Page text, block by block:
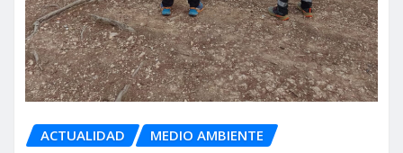
ACTUALIDAD MEDIO AMBIENTE